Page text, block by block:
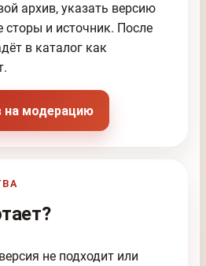
архив, указать версию
и источник. После
в каталог как
на модерацию
не подходит или